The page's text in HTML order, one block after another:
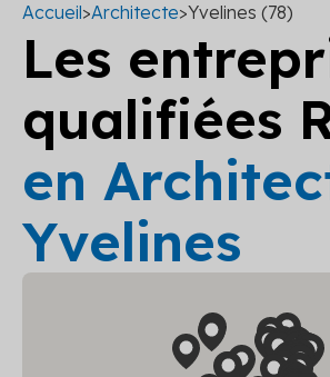
Accueil>Architecte>Yvelines (78)
Les
qualifiées
en
Yvelines